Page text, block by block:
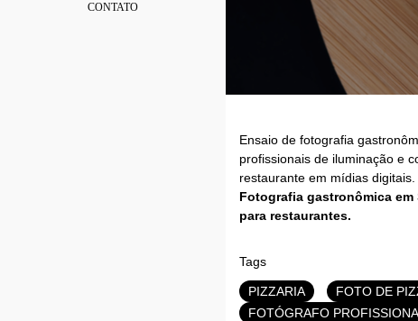
CONTATO
Ensaio de fotografia
profissionais de iluminação e
restaurante em mídias digitais.
Fotografia gastronômica
para restaurantes.
Tags
PIZZARIA FOTO DE
FOTÓGRAFO